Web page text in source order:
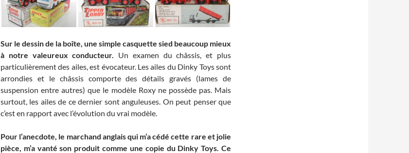
Sur le dessin de la boîte, une simple casquette sied beaucoup mieux
à notre valeureux conducteur. Un examen du châssis, et plus
particulièrement des ailes, est évocateur. Les ailes du Dinky Toys sont
arrondies et le châssis comporte des détails gravés (lames de
suspension entre autres) que le modèle Roxy ne possède pas. Mais
surtout, les ailes de ce dernier sont anguleuses. On peut penser que
c’est en rapport avec l’évolution du vrai modèle.
Pour l’anecdote, le marchand anglais qui m’a cédé cette rare et jolie
pièce, m’a vanté son produit comme une copie du Dinky Toys. Ce